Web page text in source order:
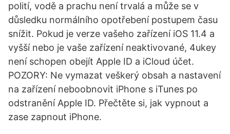
polití, vodě a prachu není trvalá a může se v
důsledku normálního opotřebení postupem času
snížit. Pokud je verze vašeho zařízení iOS 11.4 a
vyšší nebo je vaše zařízení neaktivované, 4ukey
není schopen obejít Apple ID a iCloud účet.
POZORY: Ne vymazat veškerý obsah a nastavení
na zařízení neboobnovit iPhone s iTunes po
odstranění Apple ID. Přečtěte si, jak vypnout a
zase zapnout iPhone.